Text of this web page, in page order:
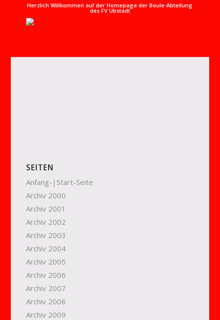
Herzlich Willkommen auf der Homepage der Boule-Abteilung
des FV Ubstadt
SEITEN
Anfang-|Start-Seite
Archiv 2000
Archiv 2001
Archiv 2002
Archiv 2003
Archiv 2004
Archiv 2005
Archiv 2006
Archiv 2007
Archiv 2008
Archiv 2009